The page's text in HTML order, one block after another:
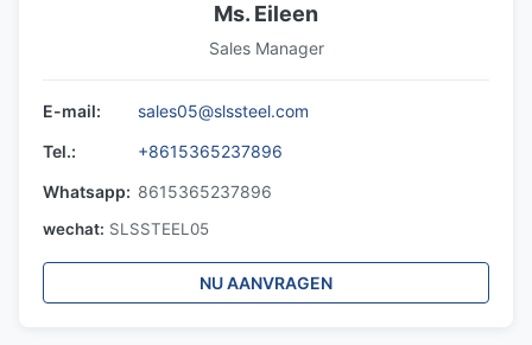
Ms. Eileen
Sales Manager
E-mail:
sales05@slssteel.com
Tel.:
+8615365237896
Whatsapp: 8615365237896
wechat: SLSSTEEL05
NU AANVRAGEN